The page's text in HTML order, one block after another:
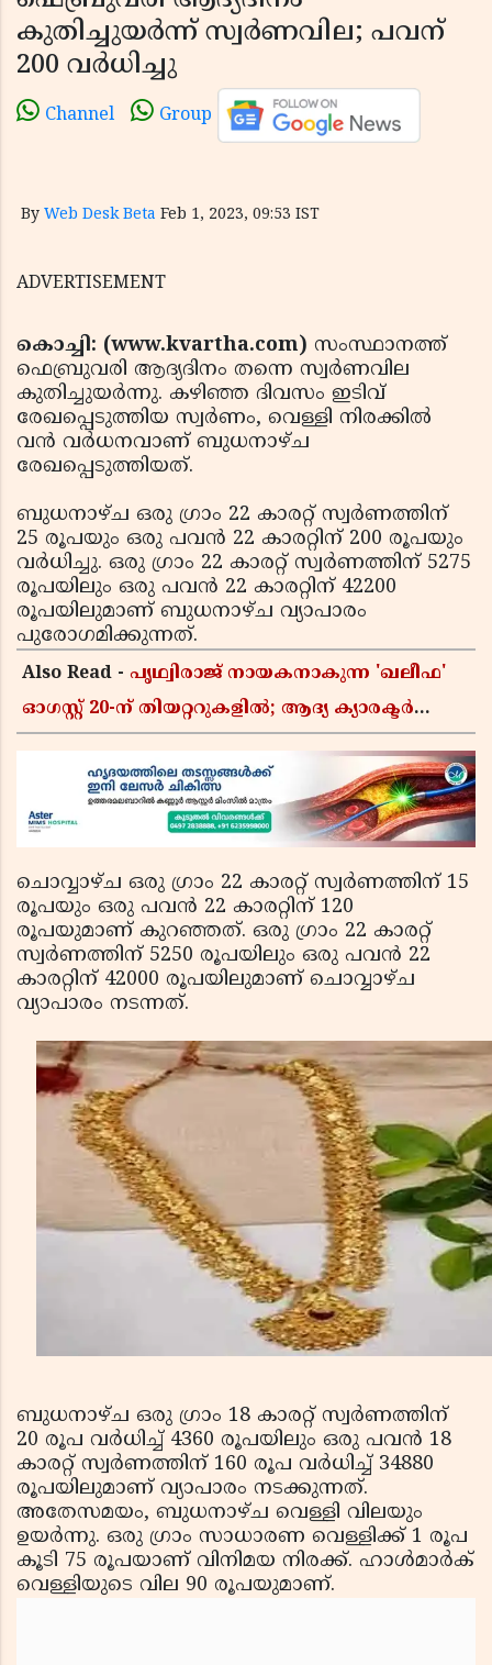
കുതിച്ചുയര്‍ന്ന് സ്വര്‍ണവില; പവന്
200 വര്‍ധിച്ചു
Channel Group
By Web Desk Beta Feb 1, 2023, 09:53 IST
ADVERTISEMENT
കൊച്ചി: (www.kvartha.com) സംസ്ഥാനത്ത്
ഫെബ്രുവരി ആദ്യദിനം തന്നെ സ്വര്‍ണവില
കുതിച്ചുയര്‍ന്നു. കഴിഞ്ഞ ദിവസം ഇടിവ്
രേഖപ്പെടുത്തിയ സ്വര്‍ണം, വെള്ളി നിരക്കില്‍
വന്‍ വര്‍ധനവാണ് ബുധനാഴ്ച
രേഖപ്പെടുത്തിയത്.
ബുധനാഴ്ച ഒരു ഗ്രാം 22 കാരറ്റ് സ്വര്‍ണത്തിന്
25 രൂപയും ഒരു പവന്‍ 22 കാരറ്റിന് 200 രൂപയും
വര്‍ധിച്ചു. ഒരു ഗ്രാം 22 കാരറ്റ് സ്വര്‍ണത്തിന് 5275
രൂപയിലും ഒരു പവന്‍ 22 കാരറ്റിന് 42200
രൂപയിലുമാണ് ബുധനാഴ്ച വ്യാപാരം
പുരോഗമിക്കുന്നത്.
Also Read - പൃഥ്വിരാജ് നായകനാകുന്ന 'ഖലീഫ'
ഓഗസ്റ്റ് 20-ന് തിയറ്ററുകളിൽ; ആദ്യ ക്യാരക്ടർ
ചൊവ്വാഴ്ച ഒരു ഗ്രാം 22 കാരറ്റ് സ്വര്‍ണത്തിന് 15
രൂപയും ഒരു പവന്‍ 22 കാരറ്റിന് 120
രൂപയുമാണ് കുറഞ്ഞത്. ഒരു ഗ്രാം 22 കാരറ്റ്
സ്വര്‍ണത്തിന് 5250 രൂപയിലും ഒരു പവന്‍ 22
കാരറ്റിന് 42000 രൂപയിലുമാണ് ചൊവ്വാഴ്ച
വ്യാപാരം നടന്നത്.
ബുധനാഴ്ച ഒരു ഗ്രാം 18 കാരറ്റ് സ്വര്‍ണത്തിന്
20 രൂപ വര്‍ധിച്ച് 4360 രൂപയിലും ഒരു പവന്‍ 18
കാരറ്റ് സ്വര്‍ണത്തിന് 160 രൂപ വര്‍ധിച്ച് 34880
രൂപയിലുമാണ് വ്യാപാരം നടക്കുന്നത്.
അതേസമയം, ബുധനാഴ്ച വെള്ളി വിലയും
ഉയര്‍ന്നു. ഒരു ഗ്രാം സാധാരണ വെള്ളിക്ക് 1 രൂപ
കൂടി 75 രൂപയാണ് വിനിമയ നിരക്ക്. ഹാള്‍മാര്‍ക്
വെള്ളിയുടെ വില 90 രൂപയുമാണ്.